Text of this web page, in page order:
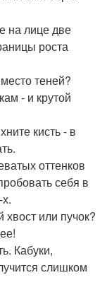
на лице две
роста
теней?
- и крутой
кисть - в
оттенков
себя в
или пучок?
Кабуки,
слишком